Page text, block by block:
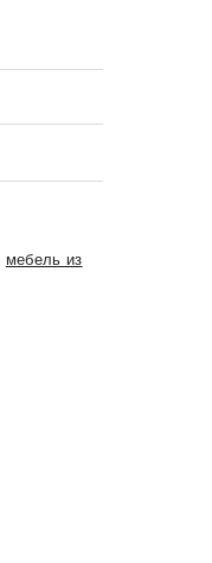
мебель из